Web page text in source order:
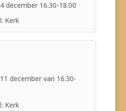
4 december 16.30-18.00
Kerk
11 december van 16.30-
Kerk